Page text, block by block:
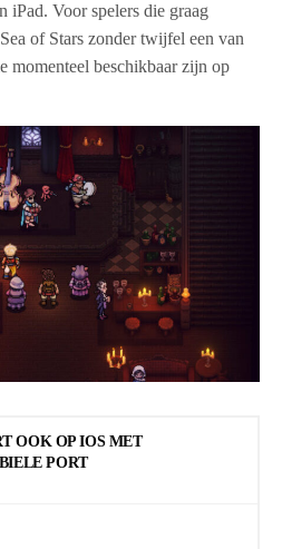
iPad. Voor spelers die graag
of Stars zonder twijfel een van
momenteel beschikbaar zijn op
OOK OP IOS MET
PORT